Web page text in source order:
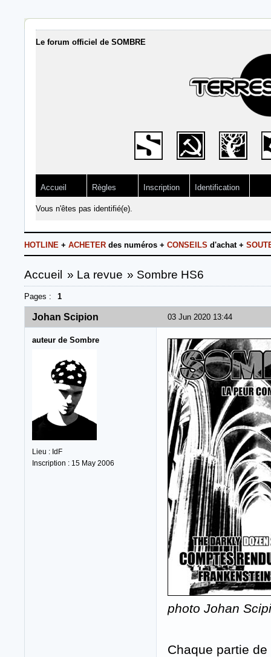
Le forum officiel de SOMBRE
Accueil Règles Inscription Identification
Vous n'êtes pas identifié(e).
HOTLINE + ACHETER des numéros + CONSEILS d'achat +
Accueil » La revue » Sombre HS6
Pages : 1
03 Jun 2020 13:44
Johan Scipion
auteur de Sombre
Lieu : IdF
Inscription : 15 May 2006
photo Johan
Chaque partie de